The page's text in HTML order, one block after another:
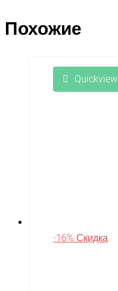
Похожие
Quickview
-16% Скидка